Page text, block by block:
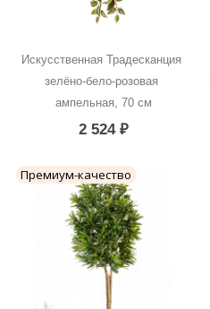
Искусственная Традесканция
зелёно-бело-розовая
ампельная, 70 см
2 524 ₽
Премиум-качество